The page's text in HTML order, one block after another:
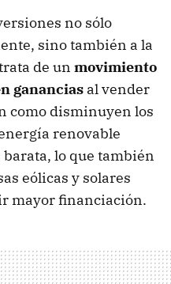
no sólo
sino también a la
de un movimiento
ganancias al vender
como disminuyen los
renovable
barata, lo que también
eólicas y solares
mayor financiación.